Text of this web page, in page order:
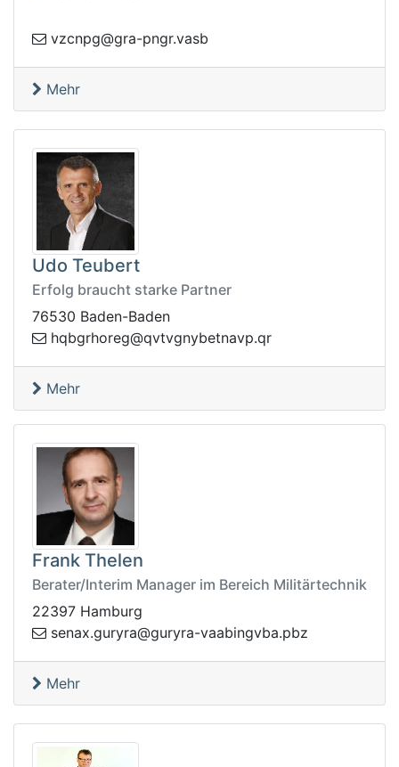
bsav
.rgnp-arg@gpnczv
Mehr
Udo Teubert
Erfolg braucht starke Partner
76530 Baden-Baden
rq.pvantebyngv
tvq@gerohrgbqh
Mehr
Frank Thelen
Berater/Interim Manager im Bereich Militärtechnik
22397 Hamburg
zbp.abvgnibaav-aryrug@aryrug.xan
es
Mehr